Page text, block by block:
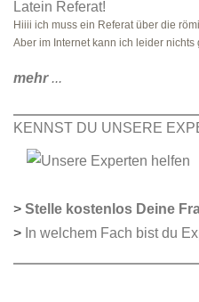
Latein Referat!
Hiiii ich muss ein Referat über die
Aber im Internet kann ich leider nichts
mehr...
KENNST DU UNSERE
> Stelle kostenlos Deine
> In welchem Fach bist du